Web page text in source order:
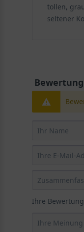
tollen,
seltener
Ihre